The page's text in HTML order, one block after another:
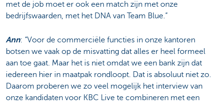
met de job moet er ook een match zijn met onze
bedrijfswaarden, met het DNA van Team Blue.”
Ann: “Voor de commerciële functies in onze kantoren
botsen we vaak op de misvatting dat alles er heel formeel
aan toe gaat. Maar het is niet omdat we een bank zijn dat
iedereen hier in maatpak rondloopt. Dat is absoluut niet zo.
Daarom proberen we zo veel mogelijk het interview van
onze kandidaten voor KBC Live te combineren met een